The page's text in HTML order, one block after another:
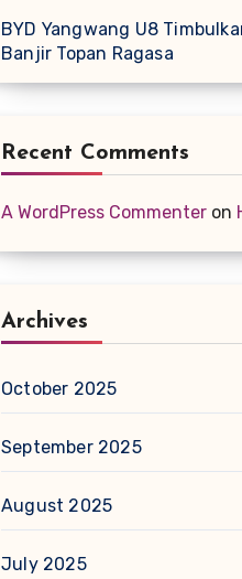
BYD Yangwang U8
Banjir Topan Ragasa
Recent Comments
A WordPress Commenter on
Archives
October 2025
September 2025
August 2025
July 2025